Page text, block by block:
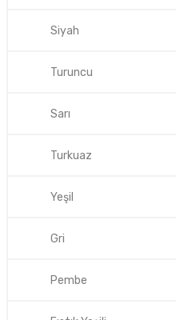
Siyah
Turuncu
Sarı
Turkuaz
Yeşil
Gri
Pembe